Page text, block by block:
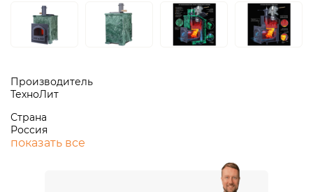
Производитель
ТехноЛит
Страна
Россия
показать все